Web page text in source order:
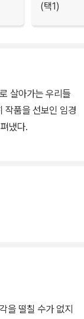
(택1)
살아가는 우리들
작품을 선보인 임경
냈다.
일이 20주년임을
런 청혼, 고작 석
방법이라 여기
을 떨칠 수가 없지